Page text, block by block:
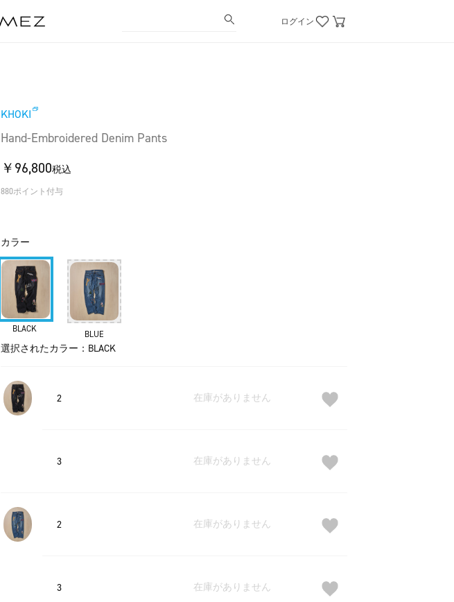
ログイン
KHOKI
Hand-Embroidered Denim Pants
￥96,800税込
880ポイント付与
カラー
BLACK BLUE
選択されたカラー：BLACK
2 在庫がありません
3 在庫がありません
2 在庫がありません
3 在庫がありません